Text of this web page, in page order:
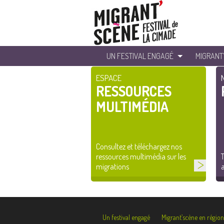
UN FESTIVAL ENGAGÉ
ESPACE
RESSOURCES
MULTIMÉDIA
Consultez et téléchargez nos
ressources multimédia sur les
migrations
Un festival engagé Migrant’scène en région